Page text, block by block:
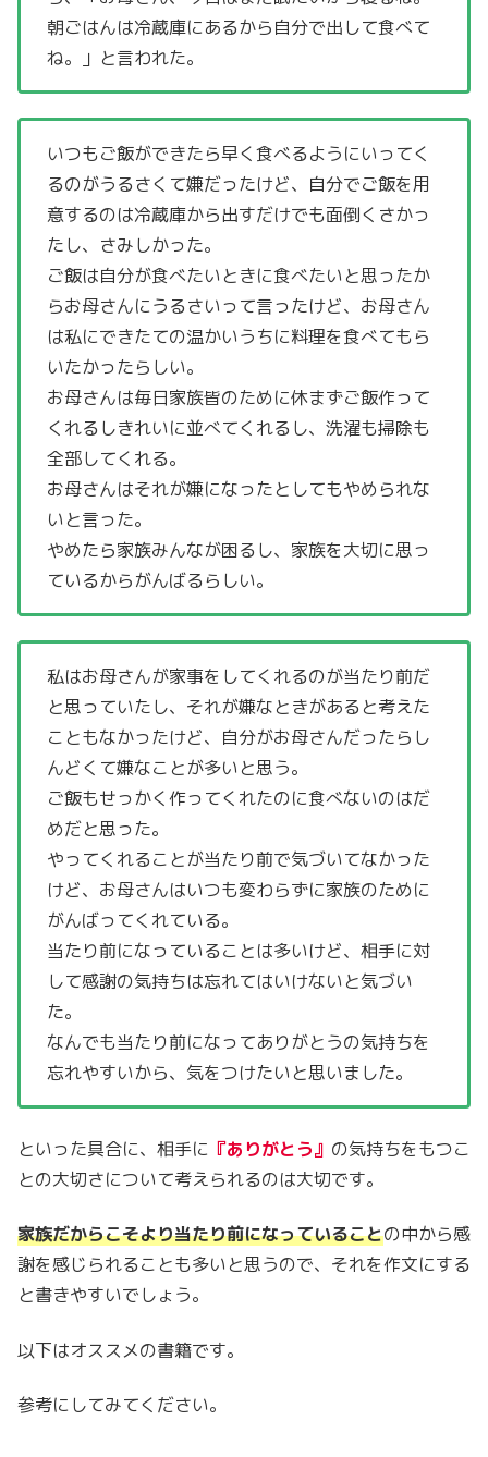
朝ごはんは冷蔵庫にあるから自分で出して食べて
ね。」と言われた。
いつもご飯ができたら早く食べるようにいってく
るのがうるさくて嫌だったけど、自分でご飯を用
意するのは冷蔵庫から出すだけでも面倒くさかっ
たし、さみしかった。
ご飯は自分が食べたいときに食べたいと思ったか
らお母さんにうるさいって言ったけど、お母さん
は私にできたての温かいうちに料理を食べてもら
いたかったらしい。
お母さんは毎日家族皆のために休まずご飯作って
くれるしきれいに並べてくれるし、洗濯も掃除も
全部してくれる。
お母さんはそれが嫌になったとしてもやめられな
いと言った。
やめたら家族みんなが困るし、家族を大切に思っ
ているからがんばるらしい。
私はお母さんが家事をしてくれるのが当たり前だ
と思っていたし、それが嫌なときがあると考えた
こともなかったけど、自分がお母さんだったらし
んどくて嫌なことが多いと思う。
ご飯もせっかく作ってくれたのに食べないのはだ
めだと思った。
やってくれることが当たり前で気づいてなかった
けど、お母さんはいつも変わらずに家族のために
がんばってくれている。
当たり前になっていることは多いけど、相手に対
して感謝の気持ちは忘れてはいけないと気づい
た。
なんでも当たり前になってありがとうの気持ちを
忘れやすいから、気をつけたいと思いました。
といった具合に、相手に 『ありがとう』 の気持ちをもつこ
との大切さについて考えられるのは大切です。
家族だからこそより当たり前になっていることの中から感
謝を感じられることも多いと思うので、それを作文にする
と書きやすいでしょう。
以下はオススメの書籍です。
参考にしてみてください。